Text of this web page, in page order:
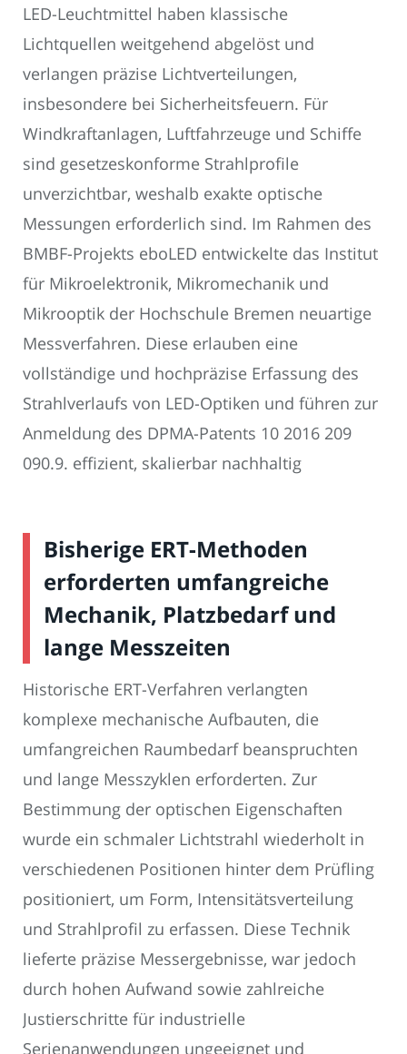
LED-Leuchtmittel haben klassische
Lichtquellen weitgehend abgelöst und
verlangen präzise Lichtverteilungen,
insbesondere bei Sicherheitsfeuern. Für
Windkraftanlagen, Luftfahrzeuge und Schiffe
sind gesetzeskonforme Strahlprofile
unverzichtbar, weshalb exakte optische
Messungen erforderlich sind. Im Rahmen des
BMBF-Projekts eboLED entwickelte das Institut
für Mikroelektronik, Mikromechanik und
Mikrooptik der Hochschule Bremen neuartige
Messverfahren. Diese erlauben eine
vollständige und hochpräzise Erfassung des
Strahlverlaufs von LED-Optiken und führen zur
Anmeldung des DPMA-Patents 10 2016 209
090.9. effizient, skalierbar nachhaltig
Bisherige ERT-Methoden
erforderten umfangreiche
Mechanik, Platzbedarf und
lange Messzeiten
Historische ERT-Verfahren verlangten
komplexe mechanische Aufbauten, die
umfangreichen Raumbedarf beanspruchten
und lange Messzyklen erforderten. Zur
Bestimmung der optischen Eigenschaften
wurde ein schmaler Lichtstrahl wiederholt in
verschiedenen Positionen hinter dem Prüfling
positioniert, um Form, Intensitätsverteilung
und Strahlprofil zu erfassen. Diese Technik
lieferte präzise Messergebnisse, war jedoch
durch hohen Aufwand sowie zahlreiche
Justierschritte für industrielle
Serienanwendungen ungeeignet und